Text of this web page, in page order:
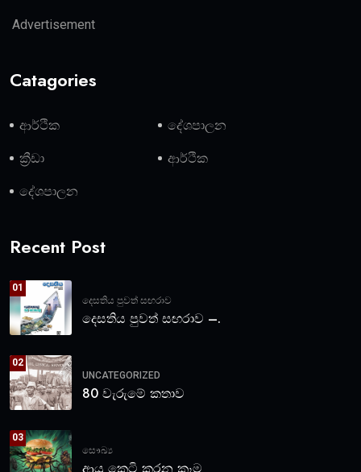
Advertisement
Catagories
ආර්ථික දේශපාලන
ක්‍රීඩා ආර්ථික
දේශපාලන
Recent Post
01
දෙසතිය පුවත් සඟරාව
දෙසතිය පුවත් සඟරාව –.
02
UNCATEGORIZED
80 වැරුමේ කතාව
03
සෞඛ්‍ය